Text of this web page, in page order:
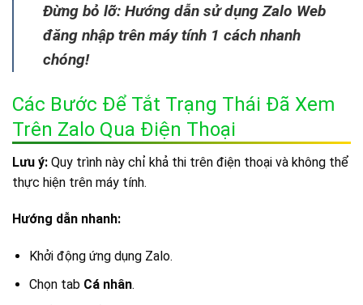
Đừng bỏ lỡ: Hướng dẫn sử dụng Zalo Web
đăng nhập trên máy tính 1 cách nhanh
chóng!
Các Bước Để Tắt Trạng Thái Đã Xem
Trên Zalo Qua Điện Thoại
Lưu ý: Quy trình này chỉ khả thi trên điện thoại và không thể
thực hiện trên máy tính.
Hướng dẫn nhanh:
Khởi động ứng dụng Zalo.
Chọn tab Cá nhân.